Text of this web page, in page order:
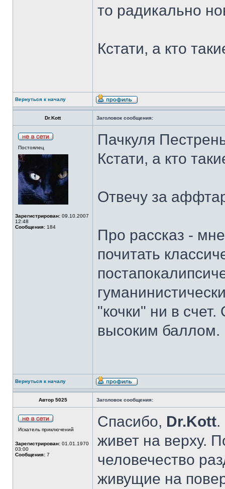
то радикально
Кстати, а кто
Вернуться к началу
Dr.Kott Заголовок сообщения:
Постоялец
Зарегистрирован: 09.10.2007
12:48
Сообщения: 184
Пачкуля
Кстати, а кто
Отвечу за
Про рассказ -
почитать
"кочки" ни в
высоким баллом.
Вернуться к началу
Автор 5025 Заголовок сообщения:
Искатель приключений
Зарегистрирован: 01.01.1970
03:00
Сообщения: 7
Спасибо, Dr.Kott.
живет на верху.
человечество
живущие на